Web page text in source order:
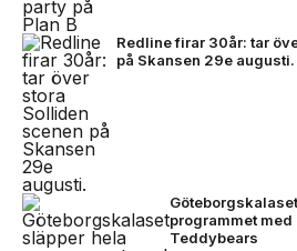
Redline firar 30år: tar
på Skansen 29e augusti.
programmet
Teddybears